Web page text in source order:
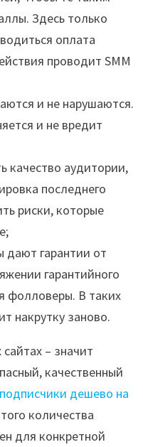
Здесь только
оплата
проводит SMM
и не нарушаются.
и не вредит
качество аудитории,
последнего
риски, которые
гарантии от
гарантийного
фолловеры. В таких
накрутку заново.
– значит
качественный
подписчики дешево на
количества
для конкретной